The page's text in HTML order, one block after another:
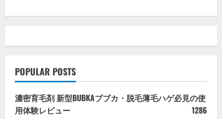
POPULAR POSTS
濃密育毛剤 新型BUBKAブブカ・脱毛薄毛ハゲ必見の使
用体験レビュー
1286